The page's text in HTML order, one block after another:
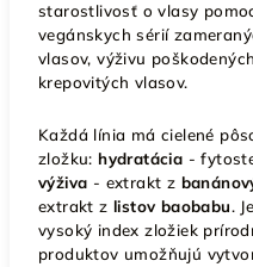
starostlivosť o vlasy
vegánskych sérií
vlasov, výživu
krepovitých vlasov.
Každá línia má cielené
zložku:hydratácia -
výživa - extrakt z
extrakt zlistov baobabu.
vysoký index zložiek
produktov umožňujú